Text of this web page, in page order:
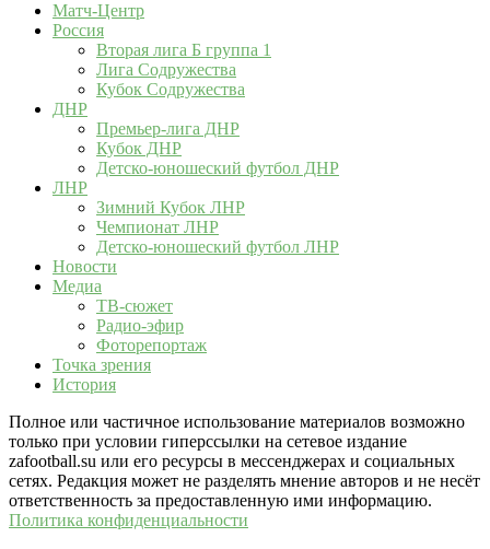
Матч-Центр
Россия
Вторая лига Б группа 1
Лига Содружества
Кубок Содружества
ДНР
Премьер-лига ДНР
Кубок ДНР
Детско-юношеский футбол ДНР
ЛНР
Зимний Кубок ЛНР
Чемпионат ЛНР
Детско-юношеский футбол ЛНР
Новости
Медиа
ТВ-сюжет
Радио-эфир
Фоторепортаж
Точка зрения
История
Полное или частичное использование материалов возможно
только при условии гиперссылки на сетевое издание
zafootball.su или его ресурсы в мессенджерах и социальных
сетях. Редакция может не разделять мнение авторов и не несёт
ответственность за предоставленную ими информацию.
Политика конфиденциальности